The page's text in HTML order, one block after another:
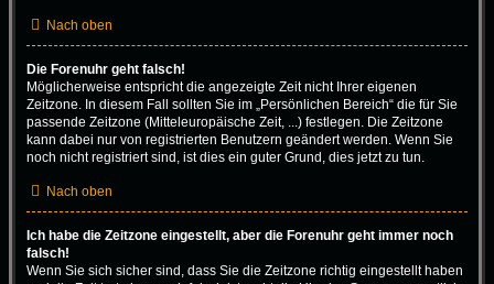
Nach oben
Die Forenuhr geht falsch!
Möglicherweise entspricht die angezeigte Zeit nicht Ihrer eigenen
Zeitzone. In diesem Fall sollten Sie im „Persönlichen Bereich“ die für Sie
passende Zeitzone (Mitteleuropäische Zeit, ...) festlegen. Die Zeitzone
kann dabei nur von registrierten Benutzern geändert werden. Wenn Sie
noch nicht registriert sind, ist dies ein guter Grund, dies jetzt zu tun.
Nach oben
Ich habe die Zeitzone eingestellt, aber die Forenuhr geht immer noch
falsch!
Wenn Sie sich sicher sind, dass Sie die Zeitzone richtig eingestellt haben